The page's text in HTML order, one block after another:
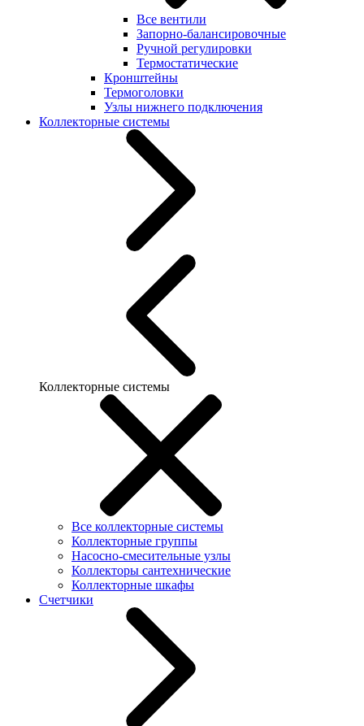
Все вентили
Запорно-балансировочные
Ручной регулировки
Термостатические
Кронштейны
Термоголовки
Узлы нижнего подключения
Коллекторные системы
Коллекторные системы
Все коллекторные системы
Коллекторные группы
Насосно-смесительные узлы
Коллекторы сантехнические
Коллекторные шкафы
Счетчики